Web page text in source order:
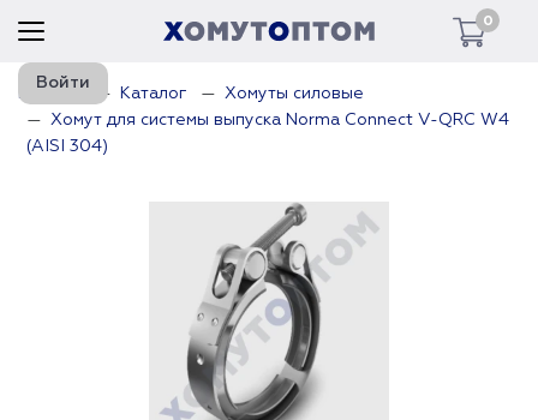
0
Войти
Главная Каталог
Хомуты силовые
Хомут для системы выпуска Norma Connect V-QRC W4
(AISI 304)